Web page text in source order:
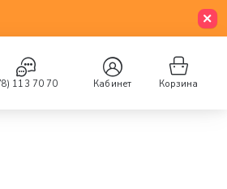
113 70 70 Кабинет Корзина